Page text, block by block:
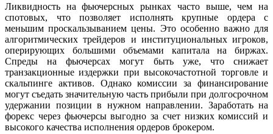
Ликвидность на фьючерсных рынках часто выше, чем на
спотовых, что позволяет исполнять крупные ордера с
меньшим проскальзыванием цены. Это особенно важно для
алгоритмических трейдеров и институциональных игроков,
оперирующих большими объемами капитала на биржах.
Спреды на фьючерсах могут быть уже, что снижает
транзакционные издержки при высокочастотной торговле и
скальпинге активов. Однако комиссии за финансирование
могут съедать значительную часть прибыли при долгосрочном
удержании позиции в нужном направлении. Заработать на
форекс через фьючерсы выгодно за счет низких комиссий и
высокого качества исполнения ордеров брокером.